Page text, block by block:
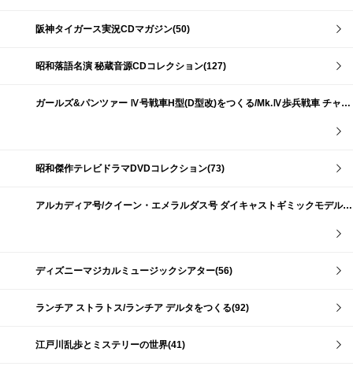
阪神タイガース実況CDマガジン(50)
昭和落語名演 秘蔵音源CDコレクション(127)
ガールズ&パンツァー Ⅳ号戦車H型(D型改)をつくる/Mk.Ⅳ歩兵戦車 チャーチルMk.Ⅶをつくる(191)
昭和傑作テレビドラマDVDコレクション(73)
アルカディア号/クイーン・エメラルダス号 ダイキャストギミックモデルをつくる(159)
ディズニーマジカルミュージックシアター(56)
ランチア ストラトス/ランチア デルタをつくる(92)
江戸川乱歩とミステリーの世界(41)